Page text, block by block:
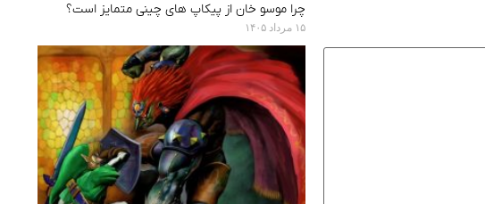
چرا موسو خان از پیکاپ های چینی متمایز است؟
۱۵ مرداد ۱۴۰۵